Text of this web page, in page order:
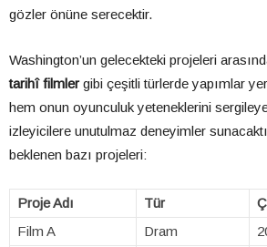
gözler önüne serecektir.
Washington’un gelecekteki projeleri
tarihî filmlergibi çeşitli türlerde yapımlar
hem onun oyunculuk yeteneklerini
izleyicilere unutulmaz deneyimler
beklenen bazı projeleri:
Proje Adı Tür
Film A
Dram